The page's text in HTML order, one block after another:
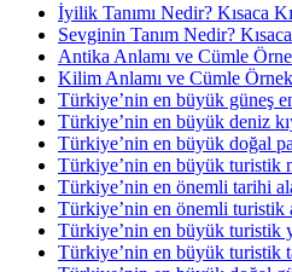
İyilik Tanımı Nedir? Kısaca
Sevginin Tanım Nedir?
Antika Anlamı ve Cümle
Kilim Anlamı ve Cümle
Türkiye’nin en büyük güneş
Türkiye’nin en büyük deniz
Türkiye’nin en büyük doğal
Türkiye’nin en büyük turistik
Türkiye’nin en önemli tarihi
Türkiye’nin en önemli turistik
Türkiye’nin en büyük turistik
Türkiye’nin en büyük turistik